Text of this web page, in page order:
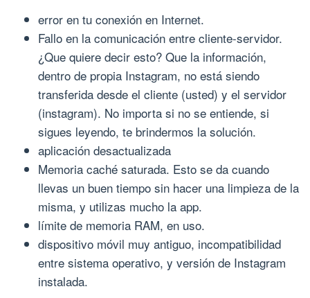
error en tu conexión en Internet.
Fallo en la comunicación entre cliente-servidor.
¿Que quiere decir esto? Que la información,
dentro de propia Instagram, no está siendo
transferida desde el cliente (usted) y el servidor
(instagram). No importa si no se entiende, si
sigues leyendo, te brindermos la solución.
aplicación desactualizada
Memoria caché saturada. Esto se da cuando
llevas un buen tiempo sin hacer una limpieza de la
misma, y utilizas mucho la app.
límite de memoria RAM, en uso.
dispositivo móvil muy antiguo, incompatibilidad
entre sistema operativo, y versión de Instagram
instalada.